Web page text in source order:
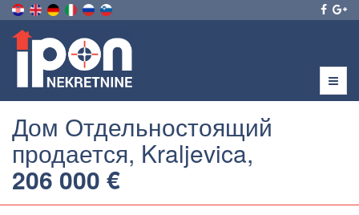
Menu
Дом Отдельностоящий
продается, Kraljevica,
206 000 €